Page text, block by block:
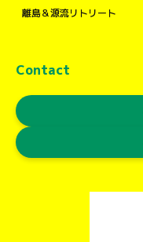
離島＆源流リトリート
Contact